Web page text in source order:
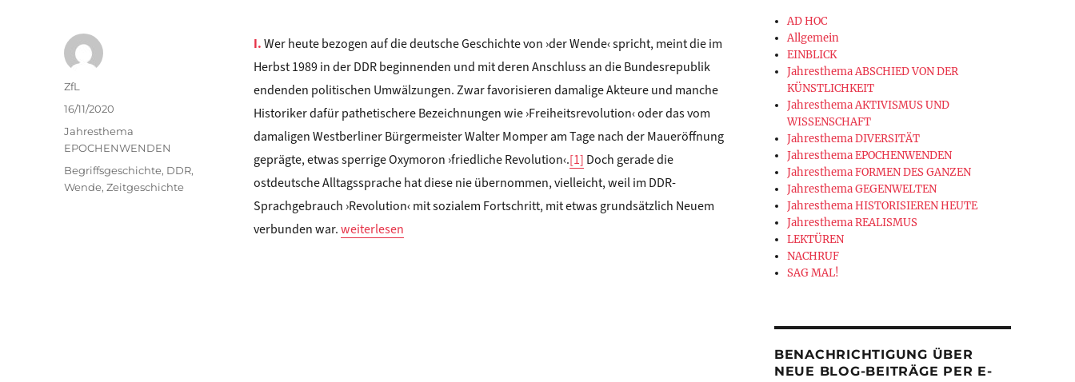
I.Wer heute bezogen auf die deutsche Geschichte von ›der Wende‹ spricht, meint die im
Herbst 1989 in der DDR beginnenden und mit deren Anschluss an die Bundesrepublik
endenden politischen Umwälzungen. Zwar favorisieren damalige Akteure und manche
Historiker dafür pathetischere Bezeichnungen wie ›Freiheitsrevolution‹ oder das vom
damaligen Westberliner Bürgermeister Walter Momper am Tage nach der Maueröffnung
geprägte, etwas sperrige Oxymoron ›friedliche Revolution‹.[1] Doch gerade die
ostdeutsche Alltagssprache hat diese nie übernommen, vielleicht, weil im DDR-
Sprachgebrauch ›Revolution‹ mit sozialem Fortschritt, mit etwas grundsätzlich Neuem
verbunden war.„Ernst Müller: WENDE“
weiterlesen
Autor
ZfL
Veröffentlicht
am
16/11/2020
Kategorien
Jahresthema
EPOCHENWENDEN
Schlagwörter
Begriffsgeschichte, DDR,
Wende,Zeitgeschichte
AD HOC
Allgemein
EINBLICK
Jahresthema ABSCHIED VON DER
KÜNSTLICHKEIT
Jahresthema AKTIVISMUS UND
WISSENSCHAFT
Jahresthema DIVERSITÄT
Jahresthema EPOCHENWENDEN
Jahresthema FORMEN DES GANZEN
Jahresthema GEGENWELTEN
Jahresthema HISTORISIEREN HEUTE
Jahresthema REALISMUS
LEKTÜREN
NACHRUF
SAG MAL!
BENACHRICHTIGUNG ÜBER
NEUE BLOG-BEITRÄGE PER E-